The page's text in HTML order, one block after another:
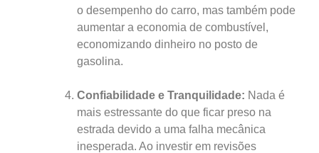
o desempenho do carro, mas também pode
aumentar a economia de combustível,
economizando dinheiro no posto de
gasolina.
Confiabilidade e Tranquilidade: Nada é
mais estressante do que ficar preso na
estrada devido a uma falha mecânica
inesperada. Ao investir em revisões